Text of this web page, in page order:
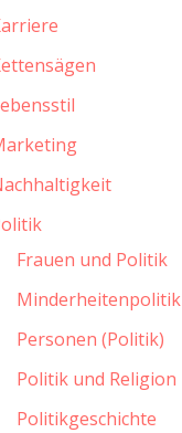
Frauen und Politik
Minderheitenpolitik
Personen (Politik)
Politik und Religion
Politikgeschichte